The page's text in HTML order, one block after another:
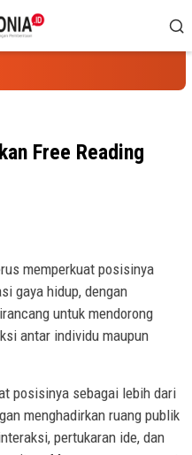
Free Reading
memperkuat posisinya
gaya hidup, dengan
untuk mendorong
antar individu maupun
posisinya sebagai lebih dari
menghadirkan ruang publik
pertukaran ide, dan